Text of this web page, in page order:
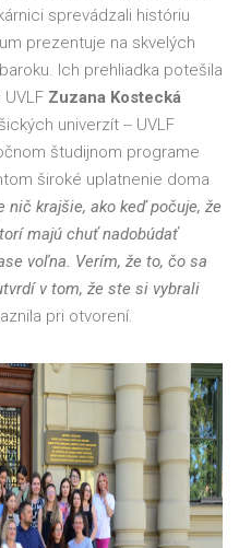
sprevádzali históriu
prezentuje na skvelých
Ich prehliadka potešila
Zuzana Kostecká
univerzít -- UVLF
študijnom programe
široké uplatnenie doma
nič krajšie, ako keď počuje, že
majú chuť nadobúdať
voľna. Verím, že to, čo sa
v tom, že ste si vybrali
pri otvorení.